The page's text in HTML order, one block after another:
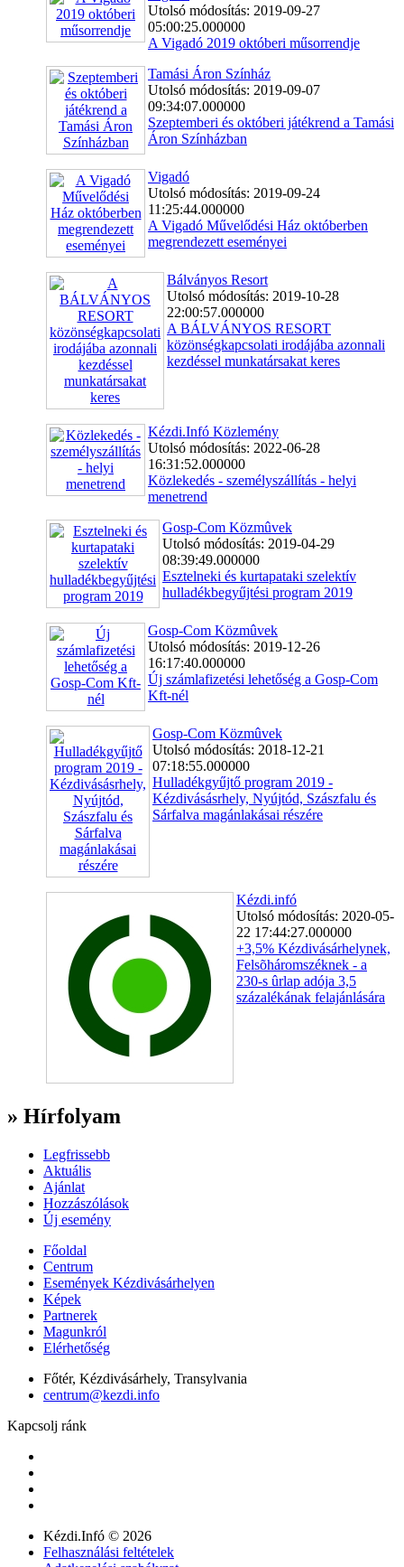
Utolsó módosítás: 2019-09-27
05:00:25.000000
A Vigadó 2019 októberi műsorrendje
Tamási Áron Színház
Utolsó módosítás: 2019-09-07
09:34:07.000000
Szeptemberi és októberi játékrend a Tamási
Áron Színházban
Vigadó
Utolsó módosítás: 2019-09-24
11:25:44.000000
A Vigadó Művelődési Ház októberben
megrendezett eseményei
Bálványos Resort
Utolsó módosítás: 2019-10-28
22:00:57.000000
A BÁLVÁNYOS RESORT
közönségkapcsolati irodájába azonnali
kezdéssel munkatársakat keres
Kézdi.Infó Közlemény
Utolsó módosítás: 2022-06-28
16:31:52.000000
Közlekedés - személyszállítás - helyi
menetrend
Gosp-Com Közmûvek
Utolsó módosítás: 2019-04-29
08:39:49.000000
Esztelneki és kurtapataki szelektív
hulladékbegyűjtési program 2019
Gosp-Com Közmûvek
Utolsó módosítás: 2019-12-26
16:17:40.000000
Új számlafizetési lehetőség a Gosp-Com
Kft-nél
Gosp-Com Közmûvek
Utolsó módosítás: 2018-12-21
07:18:55.000000
Hulladékgyűjtő program 2019 -
Kézdivásásrhely, Nyújtód, Szászfalu és
Sárfalva magánlakásai részére
Kézdi.infó
Utolsó módosítás: 2020-05-
22 17:44:27.000000
+3,5% Kézdivásárhelynek,
Felsõháromszéknek - a
230-s ûrlap adója 3,5
százalékának felajánlására
» Hírfolyam
Legfrissebb
Aktuális
Ajánlat
Hozzászólások
Új esemény
Főoldal
Centrum
Események Kézdivásárhelyen
Képek
Partnerek
Magunkról
Elérhetőség
Főtér, Kézdivásárhely, Transylvania
centrum@kezdi.info
Kapcsolj ránk
Kézdi.Infó © 2026
Felhasználási feltételek